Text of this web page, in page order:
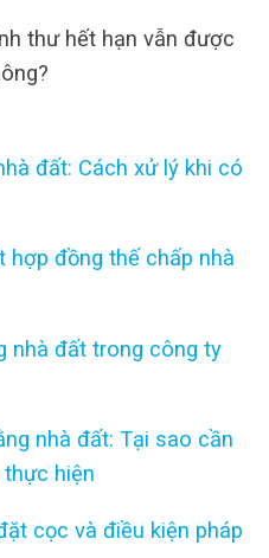
thư hết hạn vẫn được
đất: Cách xử lý khi có
hợp đồng thế chấp nhà
nhà đất trong công ty
nhà đất: Tại sao cần
hiện
cọc và điều kiện pháp